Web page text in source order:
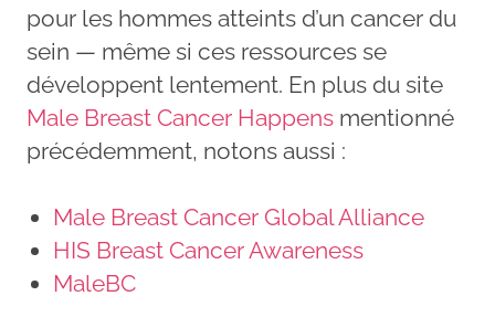
pour les hommes atteints d’un cancer du
sein — même si ces ressources se
développent lentement. En plus du site
Male Breast Cancer Happens mentionné
précédemment, notons aussi :
Male Breast Cancer Global Alliance
HIS Breast Cancer Awareness
MaleBC